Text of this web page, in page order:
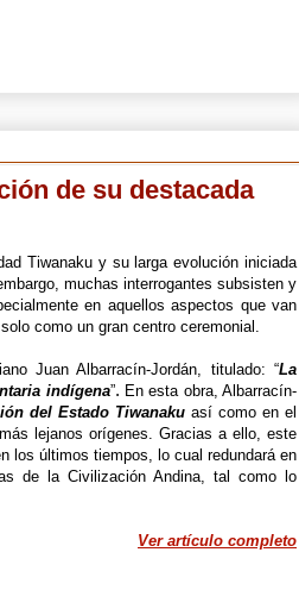
de su destacada
Tiwanaku y su larga evolución iniciada
muchas interrogantes subsisten y
en aquellos aspectos que van
como un gran centro ceremonial.
Juan Albarracín-Jordán, titulado: “La
indígena”. En esta obra, Albarracín-
del Estado Tiwanakuasí como en el
lejanos orígenes. Gracias a ello, este
los últimos tiempos, lo cual redundará en
de la Civilización Andina, tal como lo
Ver artículo completo